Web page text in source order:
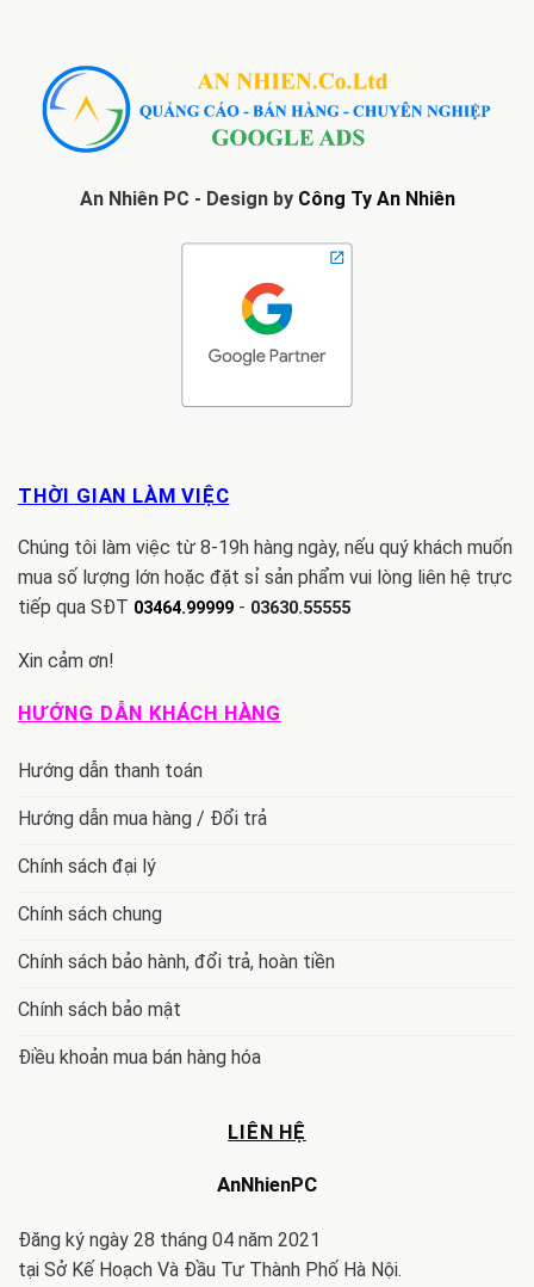
An Nhiên PC - Design by Công Ty An Nhiên
THỜI GIAN LÀM VIỆC
Chúng tôi làm việc từ 8-19h hàng ngày, nếu quý khách muốn
mua số lượng lớn hoặc đặt sỉ sản phẩm vui lòng liên hệ trực
tiếp qua SĐT 03464.99999 - 03630.55555
Xin cảm ơn!
HƯỚNG DẪN KHÁCH HÀNG
Hướng dẫn thanh toán
Hướng dẫn mua hàng / Đổi trả
Chính sách đại lý
Chính sách chung
Chính sách bảo hành, đổi trả, hoàn tiền
Chính sách bảo mật
Điều khoản mua bán hàng hóa
LIÊN HỆ
AnNhienPC
Đăng ký ngày 28 tháng 04 năm 2021
tại Sở Kế Hoạch Và Đầu Tư Thành Phố Hà Nội.